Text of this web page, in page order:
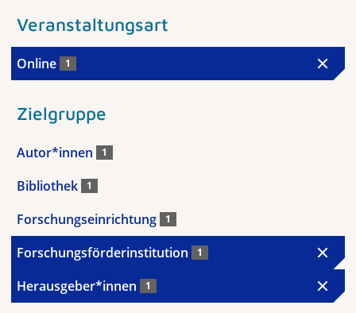
Veranstaltungsart
Online 1
Zielgruppe
Autor*innen 1
Bibliothek 1
Forschungseinrichtung 1
Forschungsförderinstitution 1
Herausgeber*innen 1